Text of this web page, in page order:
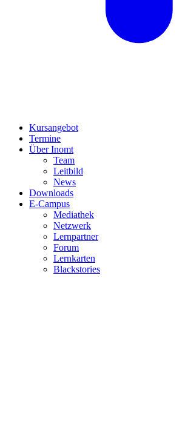
Kursangebot
Termine
Über Inomt
Team
Leitbild
News
Downloads
E-Campus
Mediathek
Netzwerk
Lernpartner
Forum
Lernkarten
Blackstories